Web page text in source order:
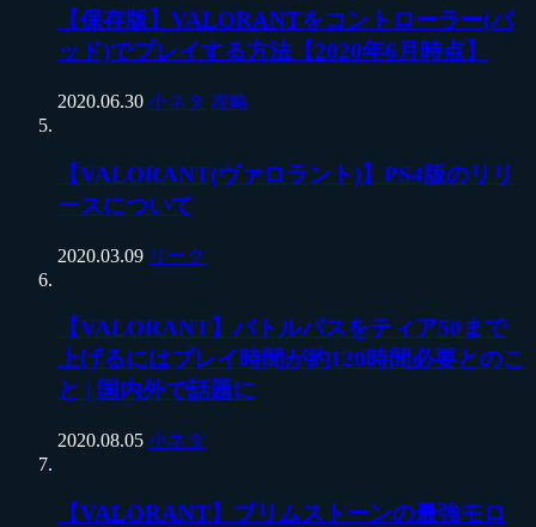
【保存版】VALORANTをコントローラー(パ
ッド)でプレイする方法【2020年6月時点】
2020.06.30 小ネタ 攻略
【VALORANT(ヴァロラント)】PS4版のリリ
ースについて
2020.03.09 リーク
【VALORANT】バトルパスをティア50まで
上げるにはプレイ時間が約120時間必要とのこ
と | 国内外で話題に
2020.08.05 小ネタ
【VALORANT】ブリムストーンの最強モロ